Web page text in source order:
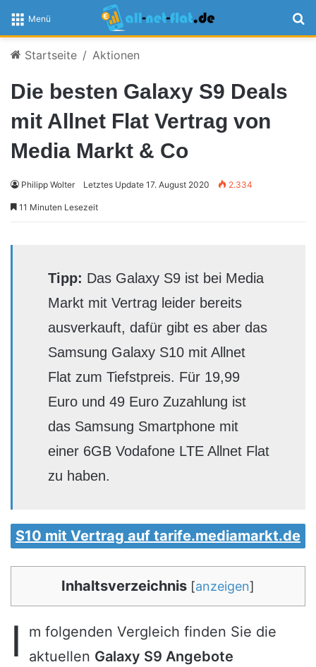
Menü
Startseite / Aktionen
Die besten Galaxy S9 Deals
mit Allnet Flat Vertrag von
Media Markt & Co
Philipp Wolter Letztes Update 17. August 2020 2.334
11 Minuten Lesezeit
Tipp: Das Galaxy S9 ist bei Media
Markt mit Vertrag leider bereits
ausverkauft, dafür gibt es aber das
Samsung Galaxy S10 mit Allnet
Flat zum Tiefstpreis. Für 19,99
Euro und 49 Euro Zuzahlung ist
das Samsung Smartphone mit
einer 6GB Vodafone LTE Allnet Flat
zu haben.
S10 mit Vertrag auf tarife.mediamarkt.de
Inhaltsverzeichnis [anzeigen]
I
m folgenden Vergleich finden Sie die
aktuellen Galaxy S9 Angebote